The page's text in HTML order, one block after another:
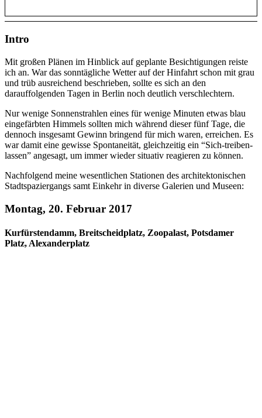
Intro
Mit großen Plänen im Hinblick auf geplante Besichtigungen reiste
ich an. War das sonntägliche Wetter auf der Hinfahrt schon mit grau
und trüb ausreichend beschrieben, sollte es sich an den
darauffolgenden Tagen in Berlin noch deutlich verschlechtern.
Nur wenige Sonnenstrahlen eines für wenige Minuten etwas blau
eingefärbten Himmels sollten mich während dieser fünf Tage, die
dennoch insgesamt Gewinn bringend für mich waren, erreichen. Es
war damit eine gewisse Spontaneität, gleichzeitig ein “Sich-treiben-
lassen” angesagt, um immer wieder situativ reagieren zu können.
Nachfolgend meine wesentlichen Stationen des architektonischen
Stadtspaziergangs samt Einkehr in diverse Galerien und Museen:
Montag, 20. Februar 2017
Kurfürstendamm, Breitscheidplatz, Zoopalast, Potsdamer
Platz, Alexanderplatz